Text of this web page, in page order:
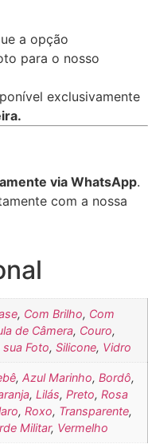
a opção
para o nosso
exclusivamente
via WhatsApp.
com a nossa
, Com Brilho, Com
de Câmera, Couro,
Foto, Silicone, Vidro
, Azul Marinho, Bordô,
, Lilás, Preto, Rosa
, Roxo, Transparente,
Militar, Vermelho